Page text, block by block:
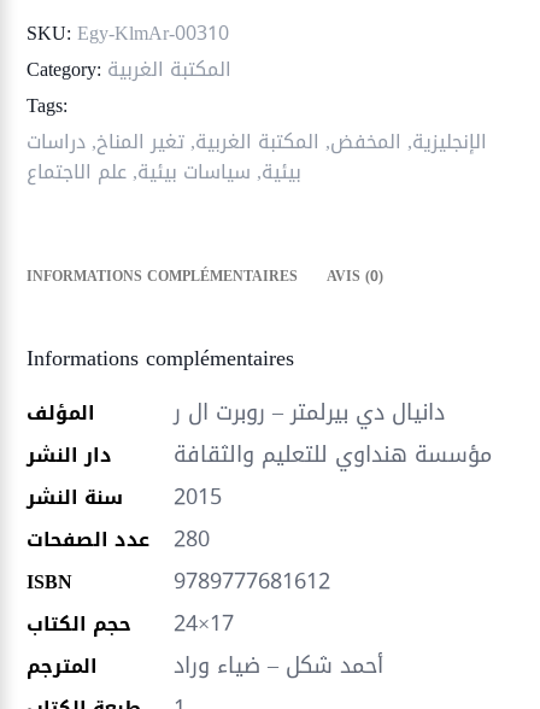
نسلك
SKU: Egy-KlmAr-00310
Category: المكتبة الغربية
Tags:
الإنجليزية, المخفض, المكتبة الغربية,تغير المناخ,دراسات
بيئية,سياسات بيئية,علم الاجتماع
INFORMATIONS COMPLÉMENTAIRES AVIS (0)
Informations complémentaires
المؤلف دانيال دي بيرلمتر – روبرت ال ر
دار النشر مؤسسة هنداوي للتعليم والثقافة
سنة النشر 2015
عدد الصفحات 280
ISBN 9789777681612
حجم الكتاب 24×17
المترجم أحمد شكل – ضياء وراد